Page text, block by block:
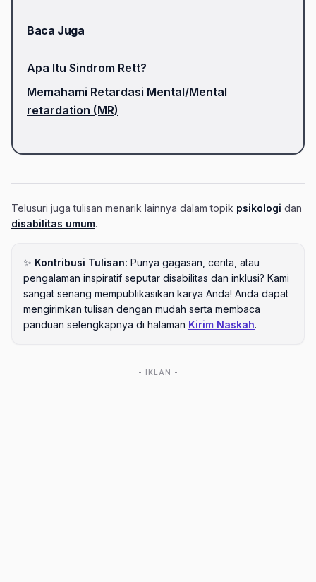
Baca Juga
Apa Itu Sindrom Rett?
Memahami Retardasi Mental/Mental
retardation (MR)
Telusuri juga tulisan menarik lainnya dalam topik psikologi dan
disabilitas umum.
✨ Kontribusi Tulisan: Punya gagasan, cerita, atau
pengalaman inspiratif seputar disabilitas dan inklusi? Kami
sangat senang mempublikasikan karya Anda! Anda dapat
mengirimkan tulisan dengan mudah serta membaca
panduan selengkapnya di halaman Kirim Naskah.
- IKLAN -